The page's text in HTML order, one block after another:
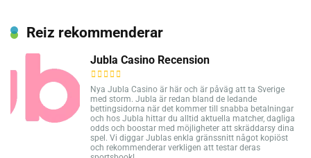
Reiz rekommenderar
Jubla Casino Recension
Nya Jubla Casino är här och är påväg att ta Sverige
med storm. Jubla är redan bland de ledande
bettingsidorna när det kommer till snabba betalningar
och hos Jubla hittar du alltid aktuella matcher, dagliga
odds och boostar med möjligheter att skräddarsy dina
spel. Vi diggar Jublas enkla gränssnitt något kopiöst
och rekommenderar verkligen att testar deras